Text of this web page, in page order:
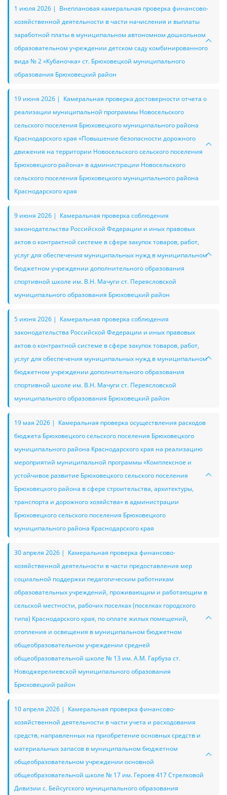
1 июля 2026 | Внеплановая камеральная проверка финансово-
хозяйственной деятельности в части начисления и выплаты
заработной платы в муниципальном автономном дошкольном
образовательном учреждении детском саду комбинированного
вида № 2 «Кубаночка» ст. Брюховецкой муниципального
образования Брюховецкий район
19 июня 2026 | Камеральная проверка достоверности отчета о
реализации муниципальной программы Новосельского
сельского поселения Брюховецкого муниципального района
Краснодарского края «Повышение безопасности дорожного
движения на территории Новосельского сельского поселения
Брюховецкого района» в администрации Новосельского
сельского поселения Брюховецкого муниципального района
Краснодарского края
9 июня 2026 | Камеральная проверка соблюдения
законодательства Российской Федерации и иных правовых
актов о контрактной системе в сфере закупок товаров, работ,
услуг для обеспечения муниципальных нужд в муниципальном
бюджетном учреждении дополнительного образования
спортивной школе им. В.Н. Мачуги ст. Переясловской
муниципального образования Брюховецкий район
5 июня 2026 | Камеральная проверка соблюдения
законодательства Российской Федерации и иных правовых
актов о контрактной системе в сфере закупок товаров, работ,
услуг для обеспечения муниципальных нужд в муниципальном
бюджетном учреждении дополнительного образования
спортивной школе им. В.Н. Мачуги ст. Переясловской
муниципального образования Брюховецкий район
19 мая 2026 | Камеральная проверка осуществления расходов
бюджета Брюховецкого сельского поселения Брюховецкого
муниципального района Краснодарского края на реализацию
мероприятий муниципальной программы «Комплексное и
устойчивое развитие Брюховецкого сельского поселения
Брюховецкого района в сфере строительства, архитектуры,
транспорта и дорожного хозяйства» в администрации
Брюховецкого сельского поселения Брюховецкого
муниципального района Краснодарского края
30 апреля 2026 | Камеральная проверка финансово-
хозяйственной деятельности в части предоставления мер
социальной поддержки педагогическим работникам
образовательных учреждений, проживающим и работающим в
сельской местности, рабочих поселках (поселках городского
типа) Краснодарского края, по оплате жилых помещений,
отопления и освещения в муниципальном бюджетном
общеобразовательном учреждении средней
общеобразовательной школе № 13 им. А.М. Гарбуза ст.
Новоджерелиевской муниципального образования
Брюховецкий район
10 апреля 2026 | Камеральная проверка финансово-
хозяйственной деятельности в части учета и расходования
средств, направленных на приобретение основных средств и
материальных запасов в муниципальном бюджетном
общеобразовательном учреждении основной
общеобразовательной школе № 17 им. Героев 417 Стрелковой
Дивизии с. Бейсугского муниципального образования